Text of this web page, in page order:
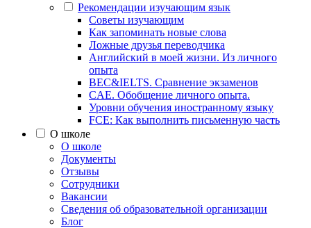
Рекомендации изучающим язык
Советы изучающим
Как запоминать новые слова
Ложные друзья переводчика
Английский в моей жизни. Из личного
опыта
BEC&IELTS. Сравнение экзаменов
CAE. Обобщение личного опыта.
Уровни обучения иностранному языку
FCE: Как выполнить письменную часть
О школе
О школе
Документы
Отзывы
Сотрудники
Вакансии
Сведения об образовательной организации
Блог